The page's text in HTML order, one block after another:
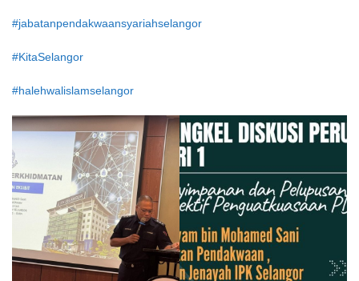
#jabatanpendakwaansyariahselangor
#KitaSelangor
#halehwalislamselangor